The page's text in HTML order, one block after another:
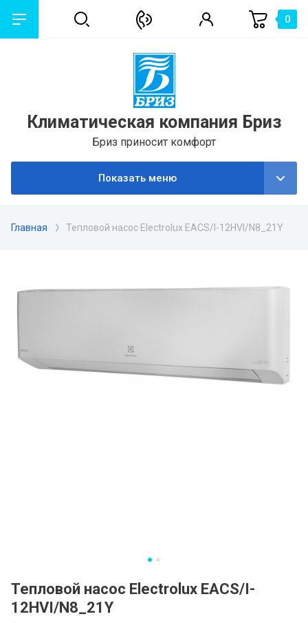
0
Климатическая компания Бриз
Бриз приносит комфорт
Показать меню
Главная Тепловой насос Electrolux EACS/I-12HVI/N8_21Y
Тепловой насос Electrolux EACS/I-
12HVI/N8_21Y